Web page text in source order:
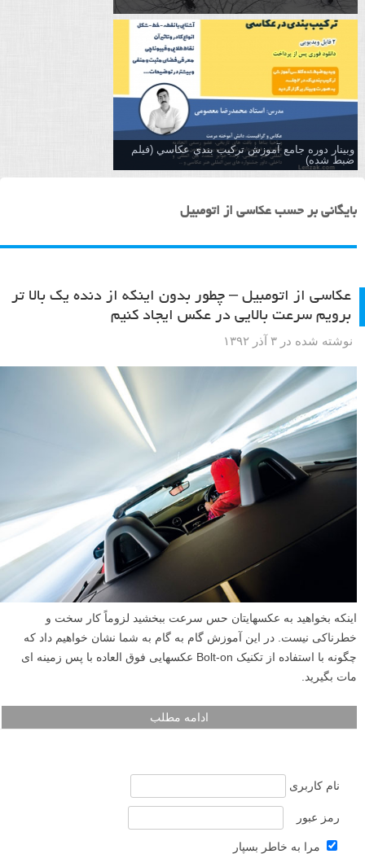
وبینار دوره جامع آموزش تركيب بندي عكاسي (فیلم
ضبط شده)
بایگانی بر حسب عکاسی از اتومبیل
عکاسی از اتومبیل – چطور بدون اینکه از دنده یک بالا تر
برویم سرعت بالایی در عکس ایجاد کنیم
نوشته شده در ۳ آذر ۱۳۹۲
اینکه بخواهید به عکسهایتان حس سرعت ببخشید لزوماً کار سخت و
خطرناکی نیست. در این آموزش گام به گام به شما نشان خواهیم داد که
چگونه با استفاده از تکنیک Bolt-on عکسهایی فوق العاده با پس زمینه ای
مات بگیرید.
ادامه مطلب
نام کاربری
رمز عبور
مرا به خاطر بسپار